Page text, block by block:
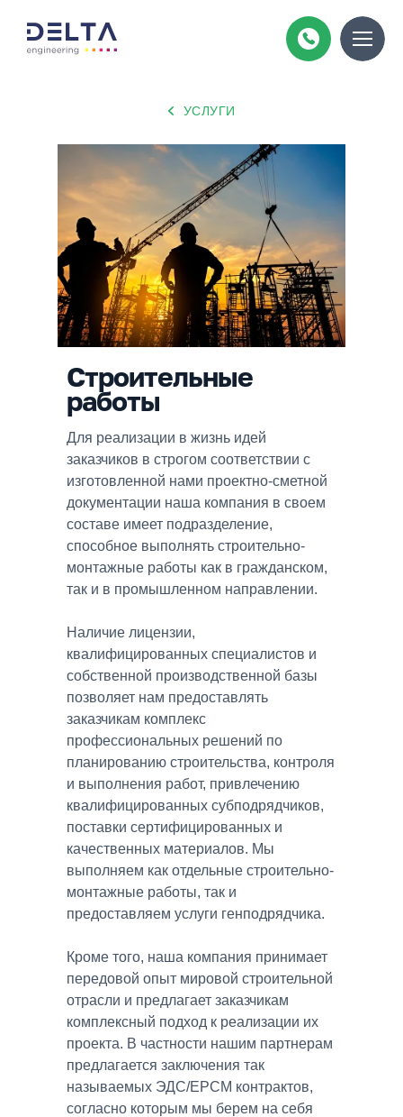
УСЛУГИ
Строительные
работы
Для реализации в жизнь идей
заказчиков в строгом соответствии с
изготовленной нами проектно-сметной
документации наша компания в своем
составе имеет подразделение,
способное выполнять строительно-
монтажные работы как в гражданском,
так и в промышленном направлении.
Наличие лицензии,
квалифицированных специалистов и
собственной производственной базы
позволяет нам предоставлять
заказчикам комплекс
профессиональных решений по
планированию строительства, контроля
и выполнения работ, привлечению
квалифицированных субподрядчиков,
поставки сертифицированных и
качественных материалов. Мы
выполняем как отдельные строительно-
монтажные работы, так и
предоставляем услуги генподрядчика.
Кроме того, наша компания принимает
передовой опыт мировой строительной
отрасли и предлагает заказчикам
комплексный подход к реализации их
проекта. В частности нашим партнерам
предлагается заключения так
называемых ЭДС/ЕРСМ контрактов,
согласно которым мы берем на себя